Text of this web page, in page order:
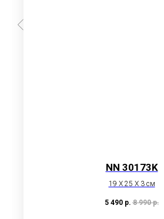
NN 30173K
19 X 25 X 3 см
5 490 р. 8 990 р.